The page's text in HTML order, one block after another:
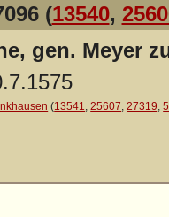
(13540,
gen. Meyer
(13541,25607,27319,